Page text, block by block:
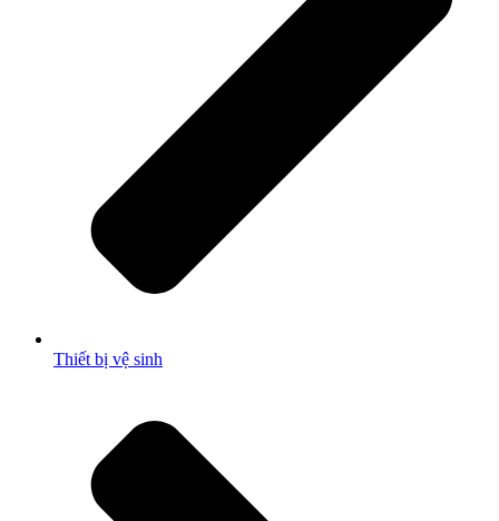
Thiết bị vệ sinh